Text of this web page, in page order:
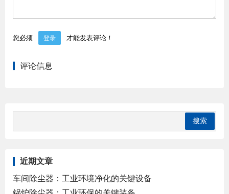
您必须 登录 才能发表评论！
评论信息
近期文章
车间除尘器：工业环境净化的关键设备